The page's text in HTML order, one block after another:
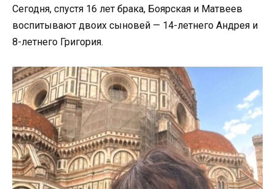
Сегодня, спустя 16 лет брака, Боярская и Матвеев
воспитывают двоих сыновей — 14-летнего Андрея и
8-летнего Григория.